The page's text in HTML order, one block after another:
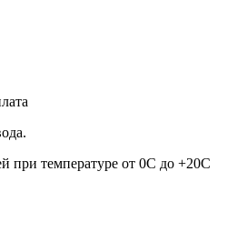
при температуре от 0С до +20С